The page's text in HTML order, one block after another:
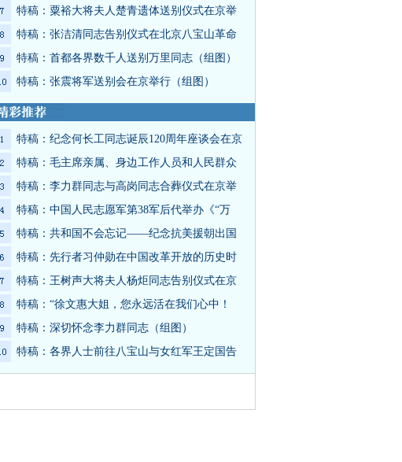
特稿：粟裕大将夫人楚青遗体送别仪式在京举
特稿：张洁清同志告别仪式在北京八宝山革命
特稿：首都各界数千人送别万里同志（组图）
特稿：张震将军送别会在京举行（组图）
特稿：纪念何长工同志诞辰120周年座谈会在京
特稿：毛主席亲属、身边工作人员和人民群众
特稿：李力群同志与高岗同志合葬仪式在京举
特稿：中国人民志愿军第38军后代举办《“万
特稿：共和国不会忘记——纪念抗美援朝出国
特稿：先行者习仲勋在中国改革开放的历史时
特稿：王树声大将夫人杨炬同志告别仪式在京
特稿：“徐文惠大姐，您永远活在我们心中！
特稿：深切怀念李力群同志（组图）
特稿：各界人士前往八宝山与女红军王定国告